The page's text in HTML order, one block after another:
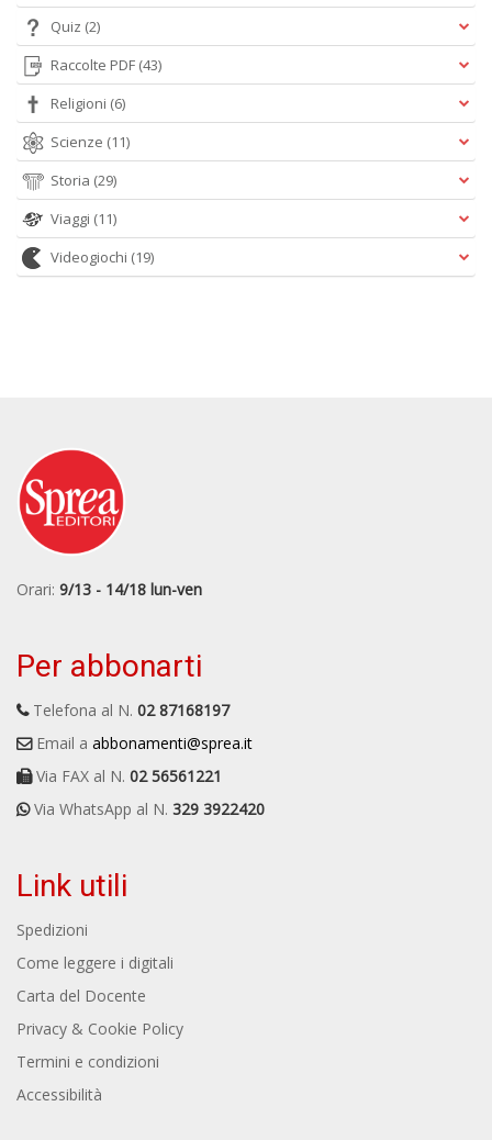
Quiz (2)
Raccolte PDF (43)
Religioni (6)
Scienze (11)
Storia (29)
Viaggi (11)
Videogiochi (19)
Orari: 9/13 - 14/18 lun-ven
Per abbonarti
Telefona al N. 02 87168197
Email a abbonamenti@sprea.it
Via FAX al N. 02 56561221
Via WhatsApp al N. 329 3922420
Link utili
Spedizioni
Come leggere i digitali
Carta del Docente
Privacy & Cookie Policy
Termini e condizioni
Accessibilità